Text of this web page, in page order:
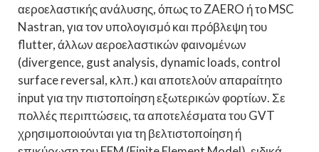
αεροελαστικής ανάλυσης, όπως το ZAERO ή το MSC
Nastran, για τον υπολογισμό και πρόβλεψη του
flutter, άλλων αεροελαστικών φαινομένων
(divergence, gust analysis, dynamic loads, control
surface reversal, κλπ.) και αποτελούν απαραίτητο
input για την πιστοποίηση εξωτερικών φορτίων. Σε
πολλές περιπτώσεις, τα αποτελέσματα του GVT
χρησιμοποιούνται για τη βελτιστοποίηση ή